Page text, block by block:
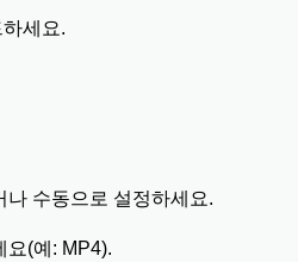
세요.
수동으로 설정하세요.
요(예: MP4).